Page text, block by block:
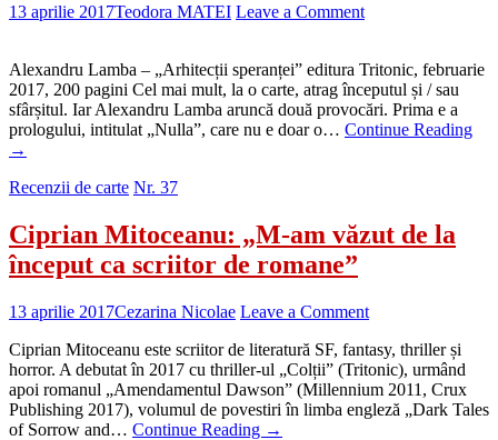
13 aprilie 2017Teodora MATEI Leave a Comment
Alexandru Lamba – „Arhitecții speranței” editura Tritonic, februarie
2017, 200 pagini Cel mai mult, la o carte, atrag începutul și / sau
sfârșitul. Iar Alexandru Lamba aruncă două provocări. Prima e a
prologului, intitulat „Nulla”, care nu e doar o… Continue Reading
→
Recenzii de carte Nr. 37
Ciprian Mitoceanu: „M-am văzut de la
început ca scriitor de romane”
13 aprilie 2017Cezarina Nicolae Leave a Comment
Ciprian Mitoceanu este scriitor de literatură SF, fantasy, thriller și
horror. A debutat în 2017 cu thriller-ul „Colții” (Tritonic), urmând
apoi romanul „Amendamentul Dawson” (Millennium 2011, Crux
Publishing 2017), volumul de povestiri în limba engleză „Dark Tales
of Sorrow and… Continue Reading →